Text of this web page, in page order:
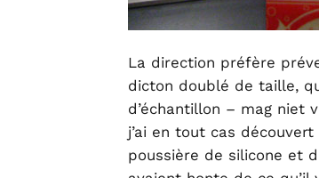
La direction préfère
dicton doublé de taille,
d’échantillon – mag niet
j’ai en tout cas
poussière de silicone et